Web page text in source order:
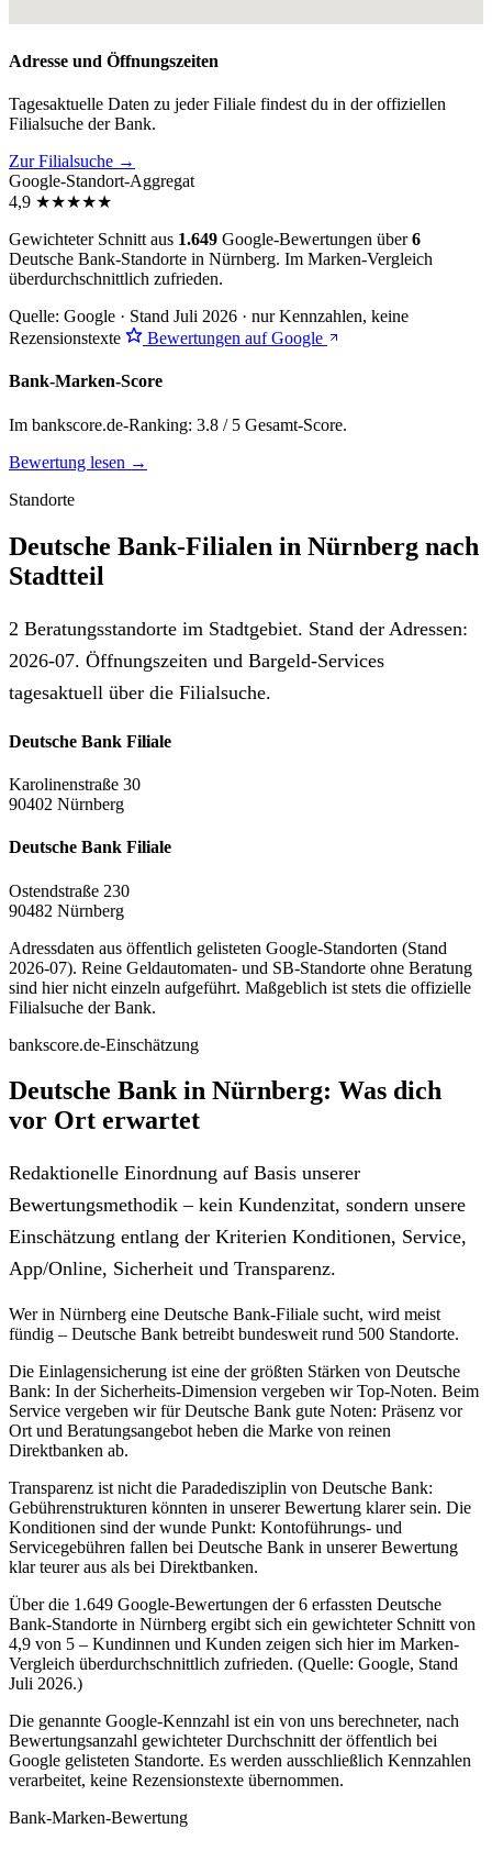
Adresse und Öffnungszeiten
Tagesaktuelle Daten zu jeder Filiale findest du in der offiziellen
Filialsuche der Bank.
Zur Filialsuche →
Google-Standort-Aggregat
4,9 ★★★★★
Gewichteter Schnitt aus 1.649 Google-Bewertungen über6
Deutsche Bank-Standorte in Nürnberg. Im Marken-Vergleich
überdurchschnittlich zufrieden.
Quelle: Google · Stand Juli 2026 · nur Kennzahlen, keine
Rezensionstexte
Bewertungen auf Google
Bank-Marken-Score
Im bankscore.de-Ranking: 3.8 / 5 Gesamt-Score.
Bewertung lesen →
Standorte
Deutsche Bank-Filialen in Nürnberg nach
Stadtteil
2 Beratungsstandorte im Stadtgebiet. Stand der Adressen:
2026-07. Öffnungszeiten und Bargeld-Services
tagesaktuell über die Filialsuche.
Deutsche Bank Filiale
Karolinenstraße 30
90402 Nürnberg
Deutsche Bank Filiale
Ostendstraße 230
90482 Nürnberg
Adressdaten aus öffentlich gelisteten Google-Standorten (Stand
2026-07). Reine Geldautomaten- und SB-Standorte ohne Beratung
sind hier nicht einzeln aufgeführt. Maßgeblich ist stets die offizielle
Filialsuche der Bank.
bankscore.de-Einschätzung
Deutsche Bank in Nürnberg: Was dich
vor Ort erwartet
Redaktionelle Einordnung auf Basis unserer
Bewertungsmethodik – kein Kundenzitat, sondern unsere
Einschätzung entlang der Kriterien Konditionen, Service,
App/Online, Sicherheit und Transparenz.
Wer in Nürnberg eine Deutsche Bank-Filiale sucht, wird meist
fündig – Deutsche Bank betreibt bundesweit rund 500 Standorte.
Die Einlagensicherung ist eine der größten Stärken von Deutsche
Bank: In der Sicherheits-Dimension vergeben wir Top-Noten. Beim
Service vergeben wir für Deutsche Bank gute Noten: Präsenz vor
Ort und Beratungsangebot heben die Marke von reinen
Direktbanken ab.
Transparenz ist nicht die Paradedisziplin von Deutsche Bank:
Gebührenstrukturen könnten in unserer Bewertung klarer sein. Die
Konditionen sind der wunde Punkt: Kontoführungs- und
Servicegebühren fallen bei Deutsche Bank in unserer Bewertung
klar teurer aus als bei Direktbanken.
Über die 1.649 Google-Bewertungen der 6 erfassten Deutsche
Bank-Standorte in Nürnberg ergibt sich ein gewichteter Schnitt von
4,9 von 5 – Kundinnen und Kunden zeigen sich hier im Marken-
Vergleich überdurchschnittlich zufrieden. (Quelle: Google, Stand
Juli 2026.)
Die genannte Google-Kennzahl ist ein von uns berechneter, nach
Bewertungsanzahl gewichteter Durchschnitt der öffentlich bei
Google gelisteten Standorte. Es werden ausschließlich Kennzahlen
verarbeitet, keine Rezensionstexte übernommen.
Bank-Marken-Bewertung